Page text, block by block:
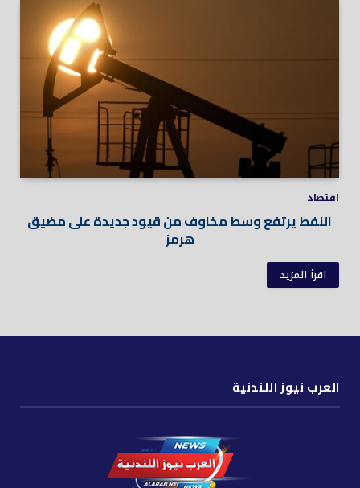
اقتصاد
النفط يرتفع وسط مخاوف من قيود جديدة على مضيق
هرمز
اقرأ المزيد
العرب نيوز اللندنية